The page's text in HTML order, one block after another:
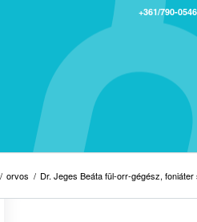
+361/790-0546
/ orvos / Dr. Jeges Beáta fül-orr-gégész,